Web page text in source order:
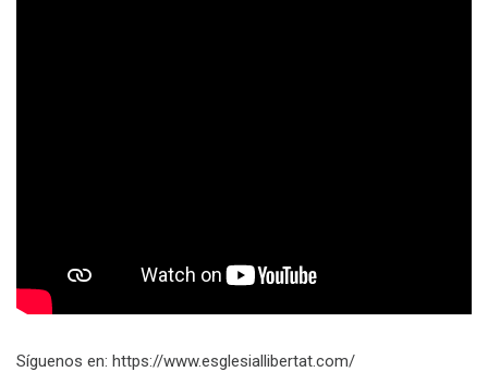
Síguenos en: https://www.esglesiallibertat.com/